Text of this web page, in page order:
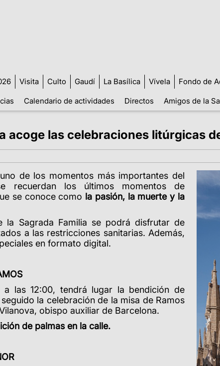
Visita Culto Gaudí La Basílica Vívela Fondo de
Calendario de actividades Directos Amigos de la
acoge las celebraciones litúrgicas
de los momentos más importantes del
recuerdan los últimos momentos de
se conoce como la pasión, la muerte y la
la Sagrada Familia se podrá disfrutar de
a las restricciones sanitarias. Además,
en formato digital.
las 12:00, tendrá lugar la bendición de
la celebración de la misa de Ramos
obispo auxiliar de Barcelona.
de palmas en la calle.